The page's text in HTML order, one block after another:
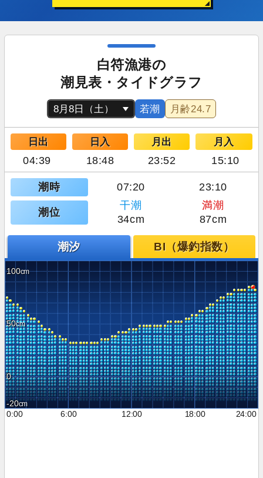
白符漁港の
潮見表・タイドグラフ
若潮 月齢24.7
日出 日入 月出 月入
04:39 18:48 23:52 15:10
潮時 07:20 23:10
潮位
干潮
満潮
34cm
87cm
潮汐 BI（爆釣指数）
100
50
0
-20
0:00
6:00 12:00 18:00 24:00